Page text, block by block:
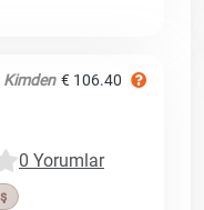
Kimden € 106.40
0 Yorumlar